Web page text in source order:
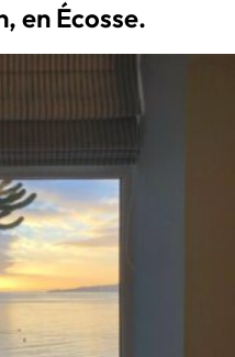
en Écosse.